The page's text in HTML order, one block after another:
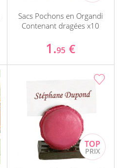
Sacs Pochons en Organdi
Contenant dragées x10
1.95 €